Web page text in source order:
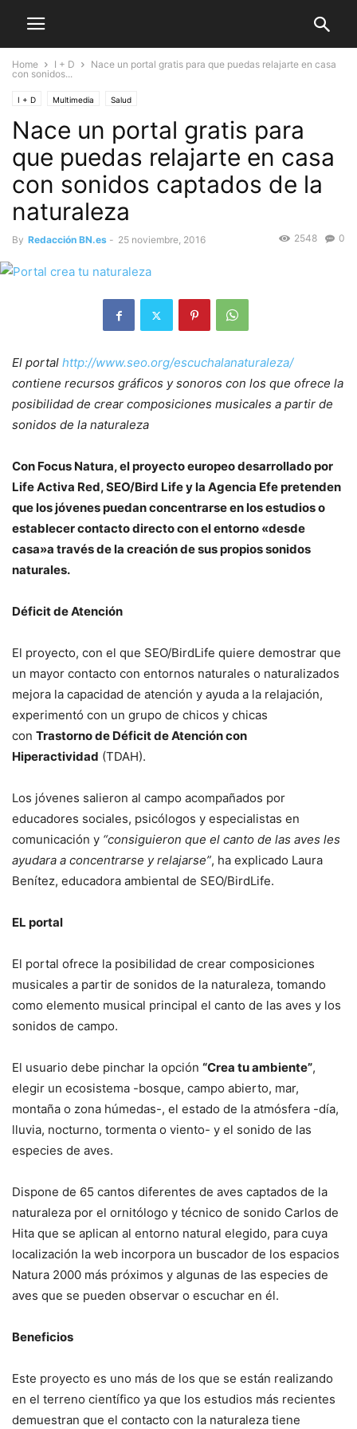
Home I + D
Nace un portal gratis para que puedas relajarte en casa
con sonidos...
I + D Multimedia Salud
Nace un portal gratis para
que puedas relajarte en casa
con sonidos captados de la
naturaleza
By Redacción BN.es - 25 noviembre, 2016 0
2548
El portal http://www.seo.org/escuchalanaturaleza/
contiene recursos gráficos y sonoros con los que ofrece la
posibilidad de crear composiciones musicales a partir de
sonidos de la naturaleza
Con Focus Natura, el proyecto europeo desarrollado por
Life Activa Red, SEO/Bird Life y la Agencia Efe pretenden
que los jóvenes puedan concentrarse en los estudios o
establecer contacto directo con el entorno «desde
casa»a través de la creación de sus propios sonidos
naturales.
Déficit de Atención
El proyecto, con el que SEO/BirdLife quiere demostrar que
un mayor contacto con entornos naturales o naturalizados
mejora la capacidad de atención y ayuda a la relajación,
experimentó con un grupo de chicos y chicas
con Trastorno de Déficit de Atención con
Hiperactividad (TDAH).
Los jóvenes salieron al campo acompañados por
educadores sociales, psicólogos y especialistas en
comunicación y “consiguieron que el canto de las aves les
ayudara a concentrarse y relajarse”, ha explicado Laura
Benítez, educadora ambiental de SEO/BirdLife.
EL portal
El portal ofrece la posibilidad de crear composiciones
musicales a partir de sonidos de la naturaleza, tomando
como elemento musical principal el canto de las aves y los
sonidos de campo.
El usuario debe pinchar la opción “Crea tu ambiente”,
elegir un ecosistema -bosque, campo abierto, mar,
montaña o zona húmedas-, el estado de la atmósfera -día,
lluvia, nocturno, tormenta o viento- y el sonido de las
especies de aves.
Dispone de 65 cantos diferentes de aves captados de la
naturaleza por el ornitólogo y técnico de sonido Carlos de
Hita que se aplican al entorno natural elegido, para cuya
localización la web incorpora un buscador de los espacios
Natura 2000 más próximos y algunas de las especies de
aves que se pueden observar o escuchar en él.
Beneficios
Este proyecto es uno más de los que se están realizando
en el terreno científico ya que los estudios más recientes
demuestran que el contacto con la naturaleza tiene